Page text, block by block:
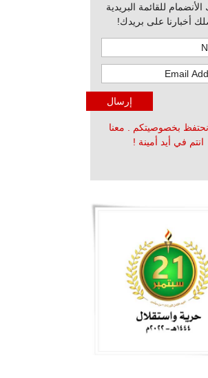
للقائمة البريدية
أخبارنا على بريدك!
بخصوصيتكم . معنا
انتم في أيد أمينة !